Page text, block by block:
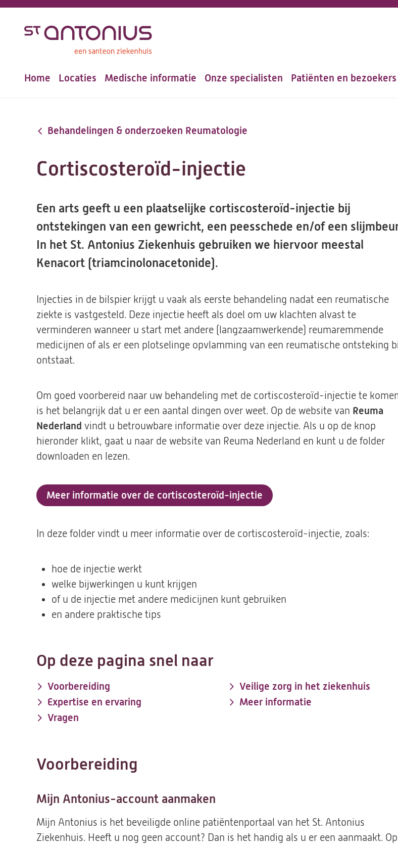
inhoud
Hoofdnavigatie
Home Locaties Medische informatie Onze specialisten Patiënten en bezoekers
Behandelingen & onderzoeken Reumatologie
Cortiscosteroïd-injectie
Een arts geeft u een plaatselijke cortiscosteroïd-injectie bij
ontstekingen van een gewricht, een peesschede en/of een
In het St. Antonius Ziekenhuis gebruiken we hiervoor meestal
Kenacort (triamcinolonacetonide).
Injecties in de bilspier krijgt u vaak als eerste behandeling nadat een reumatische
ziekte is vastgesteld. Deze injectie heeft als doel om uw klachten alvast te
verminderen wanneer u start met andere (langzaamwerkende) reumaremmende
medicijnen of als er een plotselinge opvlamming van een reumatische ontsteking
ontstaat.
Om goed voorbereid naar uw behandeling met de cortiscosteroïd-injectie te
is het belangrijk dat u er een aantal dingen over weet. Op de website van Reuma
Nederland vindt u betrouwbare informatie over deze injectie. Als u op de knop
hieronder klikt, gaat u naar de website van Reuma Nederland en kunt u de folder
downloaden en lezen.
Meer informatie over de cortiscosteroïd-injectie
(opent
nieuwe
In deze folder vindt u meer informatie over de cortiscosteroïd-injectie, zoals:
hoe de injectie werkt
welke bijwerkingen u kunt krijgen
of u de injectie met andere medicijnen kunt gebruiken
en andere praktische tips
Op deze pagina snel naar
Voorbereiding
Expertise en ervaring
Vragen
Veilige zorg in het ziekenhuis
Meer informatie
Voorbereiding
Mijn Antonius-account aanmaken
Mijn Antonius is het beveiligde online patiëntenportaal van het St. Antonius
Ziekenhuis. Heeft u nog geen account? Dan is het handig als u er een aanmaakt. Op